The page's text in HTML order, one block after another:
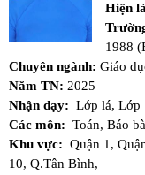
Hiện
1988
Chuyên ngành: Giáo
Năm TN: 2025
Nhận dạy: Lớp lá, Lớp
Các môn: Toán, Báo
Khu vực: Quận 1,
10, Q.Tân Bình,